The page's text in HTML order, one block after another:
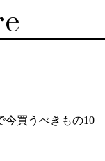
今買うべきもの10